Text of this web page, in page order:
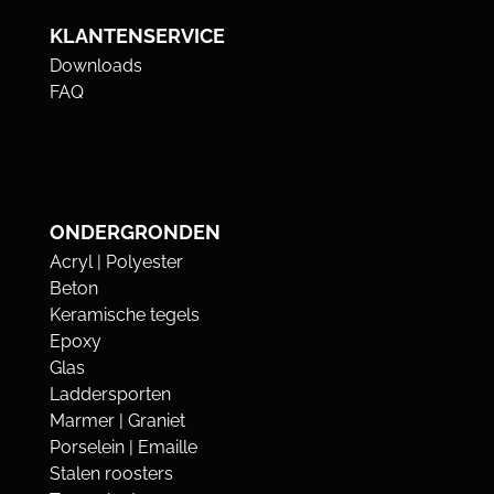
KLANTENSERVICE
Downloads
FAQ
ONDERGRONDEN
Acryl | Polyester
Beton
Keramische tegels
Epoxy
Glas
Laddersporten
Marmer | Graniet
Porselein | Emaille
Stalen roosters